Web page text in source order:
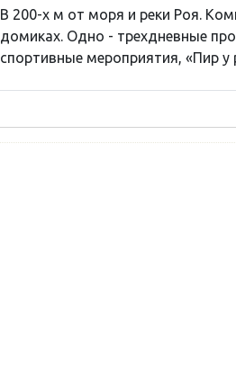
В 200-х м от моря и реки Роя.
домиках. Одно - трехдневные
спортивные мероприятия, «Пир у